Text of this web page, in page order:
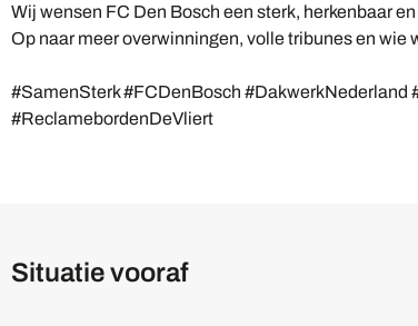
Wij wensen FC Den Bosch een sterk, herkenbaar
Op naar meer overwinningen, volle tribunes en wie
#SamenSterk #FCDenBosch #DakwerkNederland
#ReclamebordenDeVliert
Situatie vooraf